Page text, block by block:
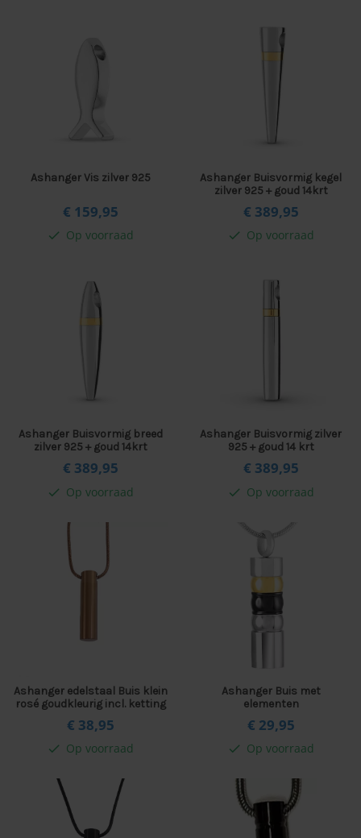
Ashanger Vis zilver 925
€ 159,95
check Op voorraad
Ashanger Buisvormig kegel
zilver 925 + goud 14krt
€ 389,95
check Op voorraad
Ashanger Buisvormig breed
zilver 925 + goud 14krt
€ 389,95
check Op voorraad
Ashanger Buisvormig zilver
925 + goud 14 krt
€ 389,95
check Op voorraad
Ashanger edelstaal Buis klein
rosé goudkleurig incl. ketting
€ 38,95
check Op voorraad
Ashanger Buis met
elementen
€ 29,95
check Op voorraad